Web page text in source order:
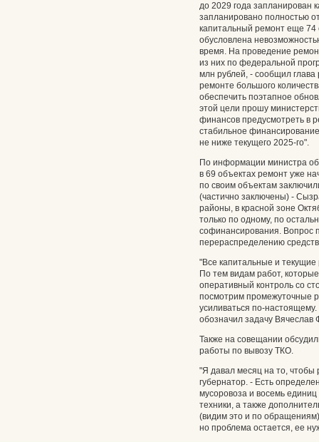
до 2029 года запланирован
запланировано полностью
капитальный ремонт еще 74
обусловлена
время. На проведение
из них по федеральной
млн рублей, - сообщил глава
ремонте большого
обеспечить поэтапное
этой цели прошу
финансов предусмотреть в
стабильное
не ниже текущего 2025-го".
По информации министра
в 69 объектах ремонт уже
по своим объектам
(частично заключены) -
районы, в красной зоне
только по одному, по
софинансирования. Вопрос
перераспределению
"Все капитальные и
По тем видам работ,
оперативный контроль со
посмотрим промежуточные
усиливаться по-
обозначил задачу Вячеслав
Также на совещании
работы по вывозу ТКО.
"Я давал месяц на то, чтобы
губернатор. - Есть
мусоровоза и восемь
техники, а также
(видим это и по
но проблема остается, ее